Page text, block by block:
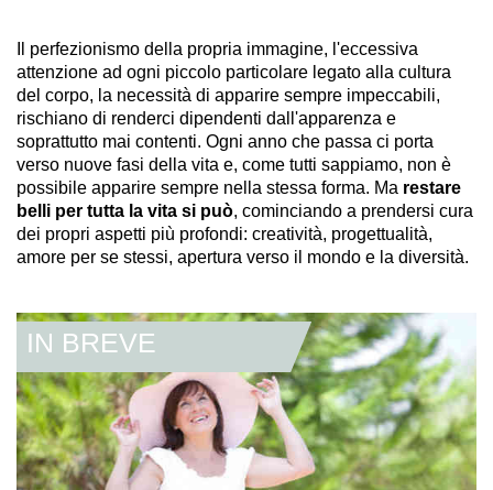
Il perfezionismo della propria immagine, l'eccessiva
attenzione ad ogni piccolo particolare legato alla cultura
del corpo, la necessità di apparire sempre impeccabili,
rischiano di renderci dipendenti dall'apparenza e
soprattutto mai contenti. Ogni anno che passa ci porta
verso nuove fasi della vita e, come tutti sappiamo, non è
possibile apparire sempre nella stessa forma. Ma restare
belli per tutta la vita si può, cominciando a prendersi cura
dei propri aspetti più profondi: creatività, progettualità,
amore per se stessi, apertura verso il mondo e la diversità.